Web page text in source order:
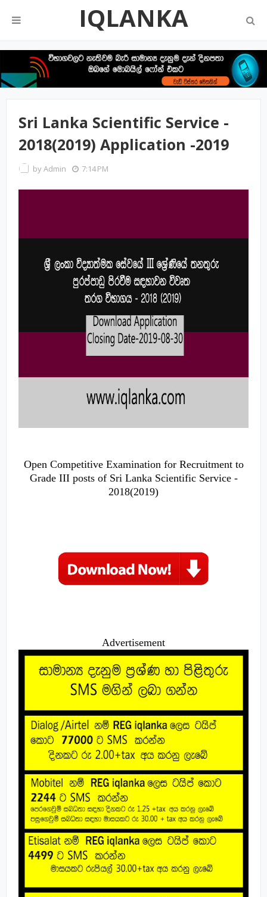
IQLANKA
Sri Lanka Scientific Service -
2018(2019) Application -2019
byAdmin 7:14 PM
Open Competitive Examination for Recruitment to
Grade III posts of Sri Lanka Scientific Service -
2018(2019)
Advertisement